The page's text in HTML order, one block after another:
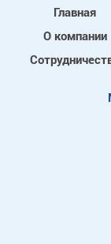
Главная
О компании